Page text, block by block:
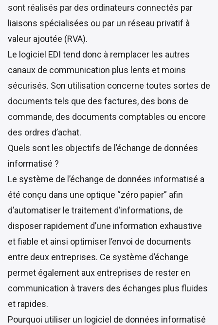
sont réalisés par des ordinateurs connectés par
liaisons spécialisées ou par un réseau privatif à
valeur ajoutée (RVA).
Le logiciel EDI tend donc à remplacer les autres
canaux de communication plus lents et moins
sécurisés. Son utilisation concerne toutes sortes de
documents tels que des factures, des bons de
commande, des documents comptables ou encore
des ordres d’achat.
Quels sont les objectifs de l’échange de données
informatisé ?
Le système de l’échange de données informatisé a
été conçu dans une optique “zéro papier” afin
d’automatiser le traitement d’informations, de
disposer rapidement d’une information exhaustive
et fiable et ainsi optimiser l’envoi de documents
entre deux entreprises. Ce système d’échange
permet également aux entreprises de rester en
communication à travers des échanges plus fluides
et rapides.
Pourquoi utiliser un logiciel de données informatisé